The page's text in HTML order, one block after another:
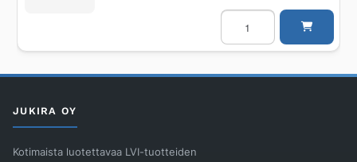
Lattiakaivokaluste
Unidrain
mm,
RST
JUKIRA OY
Kotimaista luotettavaa LVI-tuotteiden